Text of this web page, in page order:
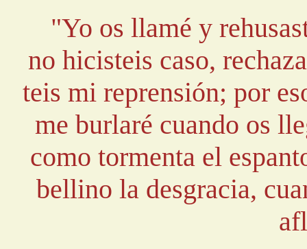
"Yo os llamé y
no hicisteis caso,
teis mi reprensión; por
me burlaré cuando os
como tormenta el
bellino la desgracia,